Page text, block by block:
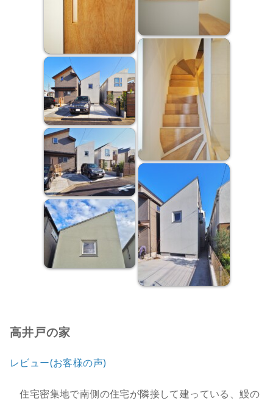
高井戸の家
レビュー(お客様の声)
住宅密集地で南側の住宅が隣接して建っている、鰻の